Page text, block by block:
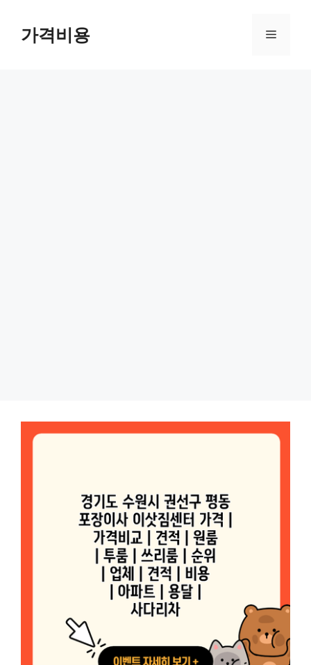
가격비용 메